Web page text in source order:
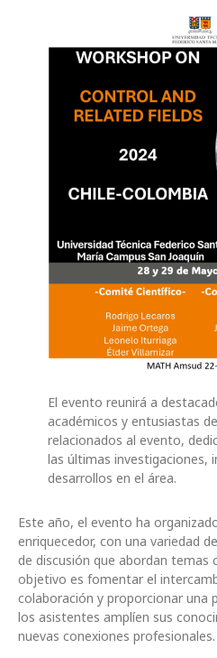
El evento reunirá a
académicos y entusiastas
relacionados al evento,
las últimas investigaciones,
desarrollos en el área.
Este año, el evento ha
enriquecedor, con una variedad
de discusión que abordan temas
objetivo es fomentar el
colaboración y proporcionar una
los asistentes amplíen sus
nuevas conexiones profesionales.